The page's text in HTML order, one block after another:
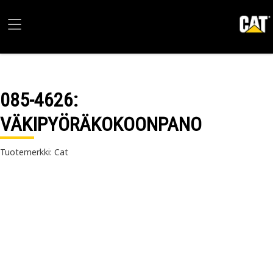
085-4626:
VÄKIPYÖRÄKOKOONPANO
Tuotemerkki: Cat